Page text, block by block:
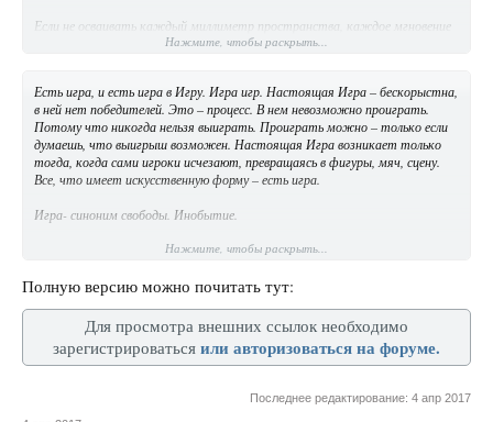
Если не осваивать каждый миллиметр пространства, каждое мгновение
жизни, то все заполняется пустотой. Пресловутое «выдавливание из
угодно.
Периодически набрасывается пустотища, как моль, и начинает проедать
дыры.
Катастрофически не хватает душевного нафталина.
Нажмите, чтобы раскрыть...
Есть игра, и есть игра в Игру. Игра игр. Настоящая Игра – бескорыстна,
в ней нет победителей. Это – процесс. В нем невозможно проиграть.
Потому что никогда нельзя выиграть. Проиграть можно – только если
думаешь, что выигрыш возможен. Настоящая Игра возникает только
тогда, когда сами игроки исчезают, превращаясь в фигуры, мяч, сцену.
Все, что имеет искусственную форму – есть игра.
Игра- синоним свободы. Инобытие.
Больше всего играющим хочется разбросать фишки (фигуры) и обняться,
условия меняются без предупреждения. Думаешь, что играешь в хоккей,
размахнешься, а это уже – домино. Только вытащишь из колоды карту, а
оказывается, ее нужно пинать, потому это уже – футбол, но бегаешь
Большинство людей всю жизнь проводят в положении «вне игры».
Нажмите, чтобы раскрыть...
Полную версию можно почитать тут:
Для просмотра внешних ссылок необходимо
зарегистрироваться или авторизоваться на форуме.
Последнее редактирование: 4 апр 2017